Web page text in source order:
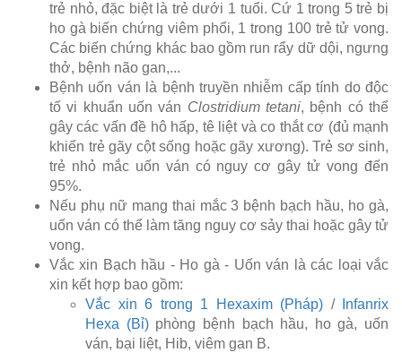
trẻ nhỏ, đặc biệt là trẻ dưới 1 tuổi. Cứ 1 trong 5 trẻ bị
ho gà biến chứng viêm phổi, 1 trong 100 trẻ tử vong.
Các biến chứng khác bao gồm run rẩy dữ dội, ngưng
thở, bệnh não gan,...
Bệnh uốn ván là bệnh truyền nhiễm cấp tính do độc
tố vi khuẩn uốn ván Clostridium tetani, bệnh có thể
gây các vấn đề hô hấp, tê liệt và co thắt cơ (đủ mạnh
khiến trẻ gãy cột sống hoặc gãy xương). Trẻ sơ sinh,
trẻ nhỏ mắc uốn ván có nguy cơ gây tử vong đến
95%.
Nếu phụ nữ mang thai mắc 3 bệnh bạch hầu, ho gà,
uốn ván có thể làm tăng nguy cơ sảy thai hoặc gây tử
vong.
Vắc xin Bạch hầu - Ho gà - Uốn ván là các loại vắc
xin kết hợp bao gồm:
Vắc xin 6 trong 1 Hexaxim (Pháp) /
Infanrix
Hexa (Bỉ)phòng bệnh bạch hầu, ho gà, uốn
ván, bại liệt, Hib, viêm gan B.